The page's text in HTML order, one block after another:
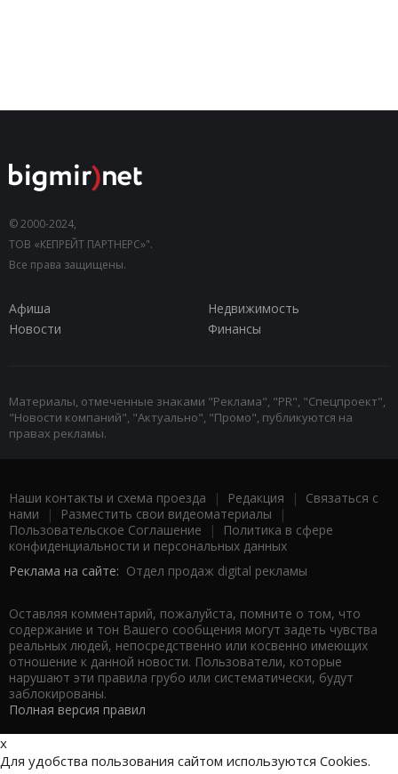
© 2000-2024,
ТОВ «КЕПРЕЙТ ПАРТНЕРС»".
Все права защищены.
Афиша
Недвижимость
Новости
Финансы
Материалы, отмеченные знаками "Реклама", "PR", "Спецпроект",
"Новости компаний", "Актуально", "Промо", публикуются на
правах рекламы.
Наши контакты и схема проезда | Редакция | Связаться с
нами | Разместить свои видеоматериалы |
Пользовательское Соглашение |
Политика в сфере
конфиденциальности и персональных данных
Реклама на сайте: Отдел продаж digital рекламы
Оставляя комментарий, пожалуйста, помните о том, что
содержание и тон Вашего сообщения могут задеть чувства
реальных людей, непосредственно или косвенно имеющих
отношение к данной новости. Пользователи, которые
нарушают эти правила грубо или систематически, будут
заблокированы.
Полная версия правил
x
Для удобства пользования сайтом используются Cookies.